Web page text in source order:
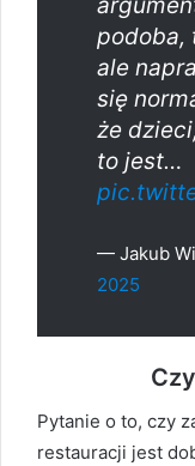
podoba,
ale
się
że
to jest…
— Jakub
2025
Pytanie o to, czy
restauracji jest